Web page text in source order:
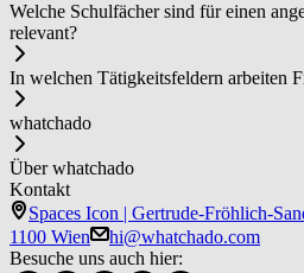
Welche Schulfächer sind für einen
relevant?
In welchen Tätigkeitsfeldern arbeiten
whatchado
Über whatchado
Kontakt
Spaces Icon | Gertrude-Fröhlich-
1100 Wien
hi@whatchado.com
Besuche uns auch hier: